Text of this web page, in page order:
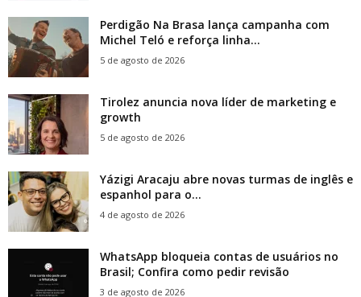
Perdigão Na Brasa lança campanha com
Michel Teló e reforça linha...
5 de agosto de 2026
Tirolez anuncia nova líder de marketing e
growth
5 de agosto de 2026
Yázigi Aracaju abre novas turmas de inglês e
espanhol para o...
4 de agosto de 2026
WhatsApp bloqueia contas de usuários no
Brasil; Confira como pedir revisão
3 de agosto de 2026